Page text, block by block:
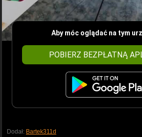
Aby móc oglądać na tym
POBIERZ BEZPŁATNĄ
Dodał: Bartek311d